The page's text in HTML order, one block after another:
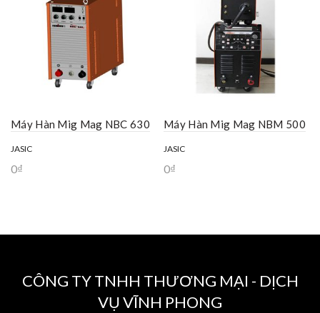
Máy Hàn Mig Mag NBC 630
JASIC
0₫
Máy Hàn Mig Mag NBM 500
JASIC
0₫
CÔNG TY TNHH THƯƠNG MẠI - DỊCH
VỤ VĨNH PHONG